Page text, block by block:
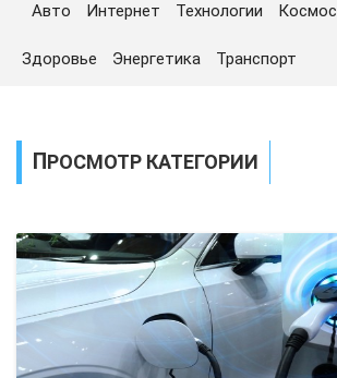
ГЛАВНАЯ
СЕГОДНЯ
КУЛЬТУРА
СПОРТ
ВОЕННЫЕ ДЕЙСТВИЯ
Авто Интернет Технологии Космос
Здоровье Энергетика Транспорт
ПРОСМОТР КАТЕГОРИИ